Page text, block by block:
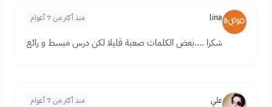
lina منذ أكثر من 7 أعوام
شكرا ....بعض الكلمات صعبة قليلا لكن درس مبسط و رائع
علي منذ أكثر من 7 أعوام